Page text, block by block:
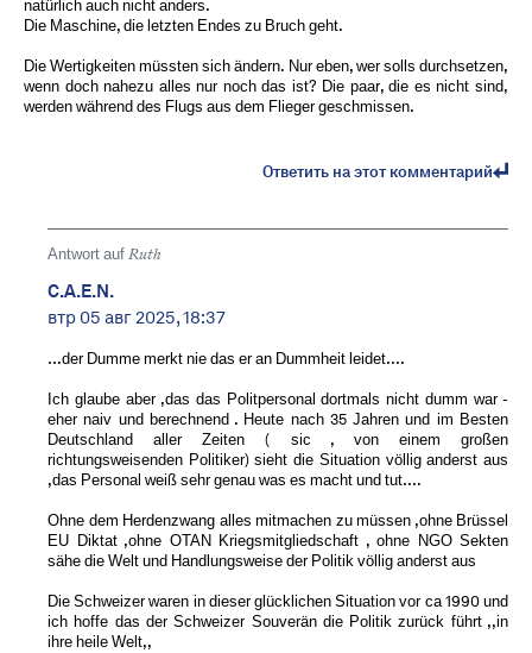
natürlich auch nicht anders.
Die Maschine, die letzten Endes zu Bruch geht.
Die Wertigkeiten müssten sich ändern. Nur eben, wer solls durchsetzen,
wenn doch nahezu alles nur noch das ist? Die paar, die es nicht sind,
werden während des Flugs aus dem Flieger geschmissen.
Ответить на этот комментарий
Antwort auf Ruth
C.A.E.N.
втр 05 авг 2025, 18:37
…der Dumme merkt nie das er an Dummheit leidet….
Ich glaube aber ,das das Politpersonal dortmals nicht dumm war -
eher naiv und berechnend . Heute nach 35 Jahren und im Besten
Deutschland aller Zeiten ( sic , von einem großen
richtungsweisenden Politiker) sieht die Situation völlig anderst aus
,das Personal weiß sehr genau was es macht und tut….
Ohne dem Herdenzwang alles mitmachen zu müssen ,ohne Brüssel
EU Diktat ,ohne OTAN Kriegsmitgliedschaft , ohne NGO Sekten
sähe die Welt und Handlungsweise der Politik völlig anderst aus
Die Schweizer waren in dieser glücklichen Situation vor ca 1990 und
ich hoffe das der Schweizer Souverän die Politik zurück führt ,,in
ihre heile Welt,,